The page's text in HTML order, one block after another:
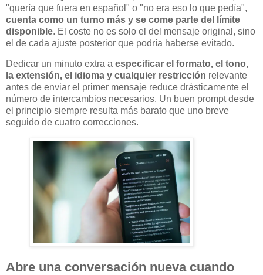
"quería que fuera en español" o "no era eso lo que pedía",
cuenta como un turno más y se come parte del límite
disponible. El coste no es solo el del mensaje original, sino
el de cada ajuste posterior que podría haberse evitado.
Dedicar un minuto extra a especificar el formato, el tono,
la extensión, el idioma y cualquier restricción relevante
antes de enviar el primer mensaje reduce drásticamente el
número de intercambios necesarios. Un buen prompt desde
el principio siempre resulta más barato que uno breve
seguido de cuatro correcciones.
Abre una conversación nueva cuando